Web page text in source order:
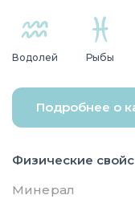
Водолей Рыбы
Подробнее о
Физические
Минерал